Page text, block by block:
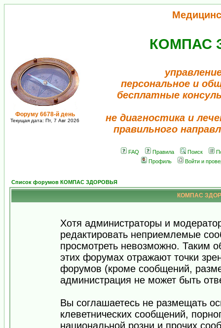
Форуму 6678-й день
Текущая дата: Пт, 7 Авг 2026
КОМПАС
персональное и
бесплатные
не диагностика и
правильного
FAQ Правила Поиск
Профиль
Войти и
Список форумов КОМПАС ЗДОРОВЬЯ
КОМПАС
Хотя администраторы и
редактировать неприемлемые
просмотреть невозможно. Таким
этих форумах отражают точки
форумов (кроме сообщений,
администрация не может быть
Вы соглашаетесь не размещать
клеветнических сообщений,
национальной розни и прочих